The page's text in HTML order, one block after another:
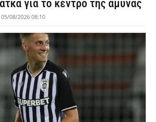
για το κέντρο της άμυνας
05/08/2026 08:10